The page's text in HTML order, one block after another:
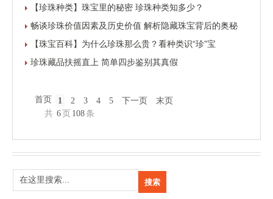
【珍珠种类】珠宝里的秘密 珍珠种类知多少？
畅谈珍珠价值因素及历史价值 解析隐藏珠宝背后的奥秘
【珠宝百科】为什么珍珠那么贵？看种类识“珍”宝
珍珠藏品扶摇直上 简单四步鉴别其真假
首页 1 2 3 4 5 下一页
末页
共 6 页 108 条